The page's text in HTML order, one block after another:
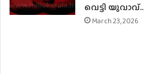
വെട്ടി യുവാവ്..
March 23, 2026